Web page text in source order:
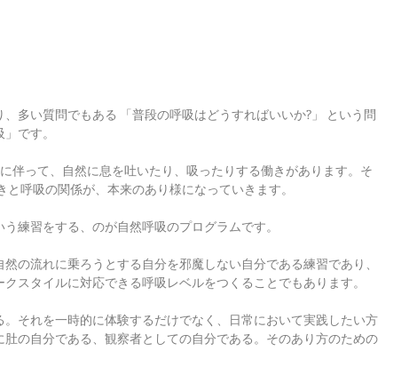
多い質問でもある 「普段の呼吸はどうすればいいか?」 という問
です。
伴って、自然に息を吐いたり、吸ったりする働きがあります。そ
呼吸の関係が、本来のあり様になっていきます。
練習をする、のが自然呼吸のプログラムです。
の流れに乗ろうとする自分を邪魔しない自分である練習であり、
スタイルに対応できる呼吸レベルをつくることでもあります。
それを一時的に体験するだけでなく、日常において実践したい方
の自分である、観察者としての自分である。そのあり方のための